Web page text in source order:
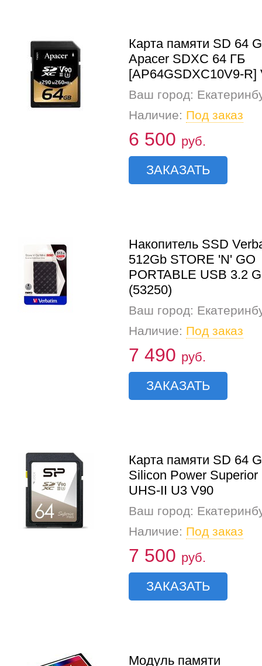
Карта памяти SD 64
Apacer SDXC 64 ГБ
[AP64GSDXC10V9-R]
Ваш город:
Наличие: Под заказ
6 500 руб.
ЗАКАЗАТЬ
Накопитель SSD
512Gb STORE 'N' GO
PORTABLE USB 3.2
(53250)
Ваш город:
Наличие: Под заказ
7 490 руб.
ЗАКАЗАТЬ
Карта памяти SD 64
Silicon Power Superior
UHS-II U3 V90
Ваш город:
Наличие: Под заказ
7 500 руб.
ЗАКАЗАТЬ
Модуль памяти